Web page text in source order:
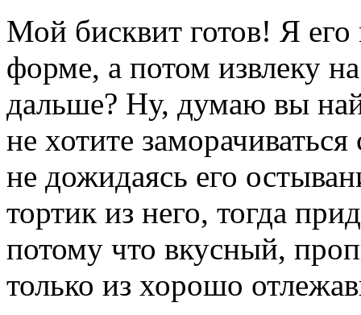
Мой бисквит готов! Я
форме, а потом извлеку
дальше? Ну, думаю вы
не хотите
не дожидаясь его
тортик из него, тогда
потому что вкусный,
только из хорошо